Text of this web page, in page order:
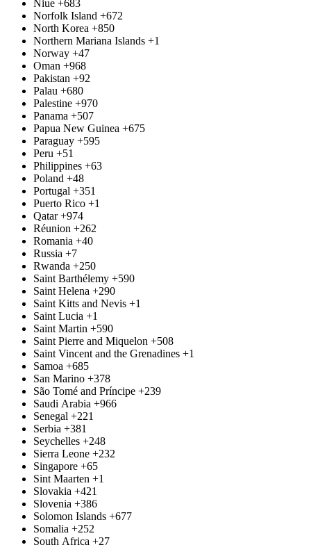
Niue +683
Norfolk Island +672
North Korea +850
Northern Mariana Islands +1
Norway +47
Oman +968
Pakistan +92
Palau +680
Palestine +970
Panama +507
Papua New Guinea +675
Paraguay +595
Peru +51
Philippines +63
Poland +48
Portugal +351
Puerto Rico +1
Qatar +974
Réunion +262
Romania +40
Russia +7
Rwanda +250
Saint Barthélemy +590
Saint Helena +290
Saint Kitts and Nevis +1
Saint Lucia +1
Saint Martin +590
Saint Pierre and Miquelon +508
Saint Vincent and the Grenadines +1
Samoa +685
San Marino +378
São Tomé and Príncipe +239
Saudi Arabia +966
Senegal +221
Serbia +381
Seychelles +248
Sierra Leone +232
Singapore +65
Sint Maarten +1
Slovakia +421
Slovenia +386
Solomon Islands +677
Somalia +252
South Africa +27